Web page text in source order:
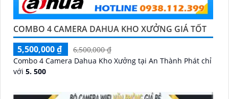
COMBO 4 CAMERA DAHUA KHO XƯỞNG GIÁ TỐT
5,500,000 ₫
6,500,000 ₫
Combo 4 Camera Dahua Kho Xưởng tại An Thành Phát chỉ
với 5. 500